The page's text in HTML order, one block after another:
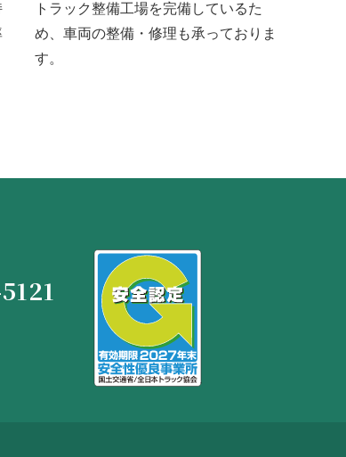
トラック整備工場を完備しているた
め、車両の整備・修理も承っておりま
す。